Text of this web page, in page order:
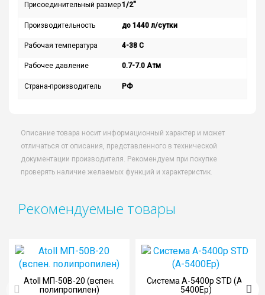
Присоединительный размер1/2″
Производительность до 1440 л/сутки
Рабочая температура 4-38 С
Рабочее давление 0.7-7.0 Атм
Страна-производитель РФ
Описание товара носит информационный характер и может
отличаться от описания, представленного в технической
документации производителя. Рекомендуем при покупке
проверять наличие желаемых функций и характеристик.
Рекомендуемые товары
Atoll МП-50В-20 (вспен.
полипропилен)
Система A-5400p STD (A-
5400Ep)